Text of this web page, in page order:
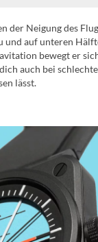
der Neigung des
auf unteren
bewegt er
auch bei
lässt.